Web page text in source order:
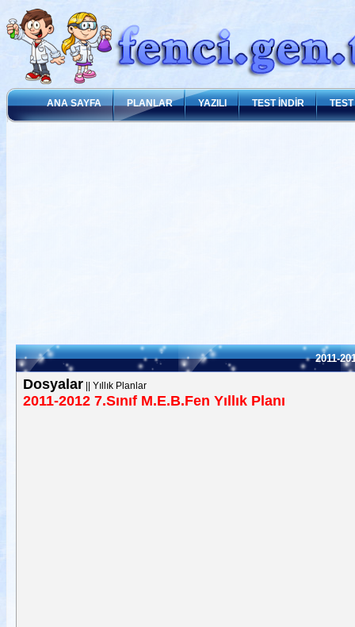
ANA SAYFA PLANLAR YAZILI TEST İNDİR
2011-
Dosyalar|| Yıllık Planlar
2011-2012 7.Sınıf M.E.B.Fen Yıllık Planı